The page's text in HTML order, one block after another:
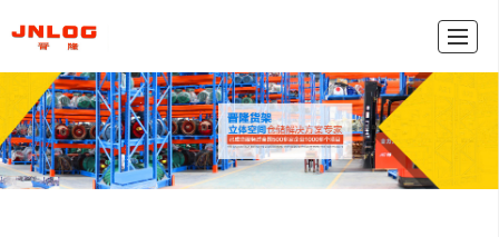
产品中心 新闻动态 公司介绍 联系我们